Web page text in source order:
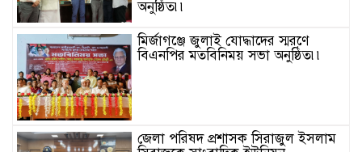
অনুষ্ঠিত৷৷
মির্জাগঞ্জে জুলাই যোদ্ধাদের স্মরণে
বিএনপির মতবিনিময় সভা অনুষ্ঠিত৷৷
জেলা পরিষদ প্রশাসক সিরাজুল ইসলাম